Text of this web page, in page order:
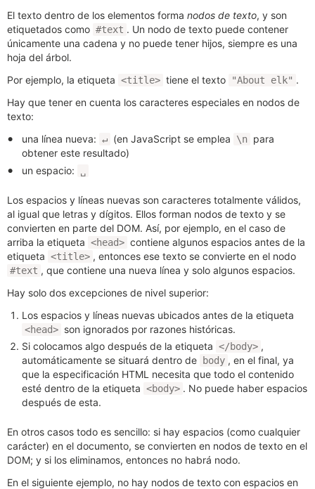
El texto dentro de los elementos forma nodos de texto, y son
etiquetados como #text . Un nodo de texto puede contener
únicamente una cadena y no puede tener hijos, siempre es una
hoja del árbol.
Por ejemplo, la etiqueta <title> tiene el texto "About elk" .
Hay que tener en cuenta los caracteres especiales en nodos de
texto:
una línea nueva: ↵ (en JavaScript se emplea \n para
obtener este resultado)
un espacio:
Los espacios y líneas nuevas son caracteres totalmente válidos,
al igual que letras y dígitos. Ellos forman nodos de texto y se
convierten en parte del DOM. Así, por ejemplo, en el caso de
arriba la etiqueta <head> contiene algunos espacios antes de la
etiqueta <title> , entonces ese texto se convierte en el nodo
#text , que contiene una nueva línea y solo algunos espacios.
Hay solo dos excepciones de nivel superior:
Los espacios y líneas nuevas ubicados antes de la etiqueta
<head> son ignorados por razones históricas.
Si colocamos algo después de la etiqueta </body> ,
automáticamente se situará dentro de
body , en el final, ya
que la especificación HTML necesita que todo el contenido
esté dentro de la etiqueta <body> . No puede haber espacios
después de esta.
En otros casos todo es sencillo: si hay espacios (como cualquier
carácter) en el documento, se convierten en nodos de texto en el
DOM; y si los eliminamos, entonces no habrá nodo.
En el siguiente ejemplo, no hay nodos de texto con espacios en